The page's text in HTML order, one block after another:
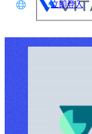
語
中文
立即登入